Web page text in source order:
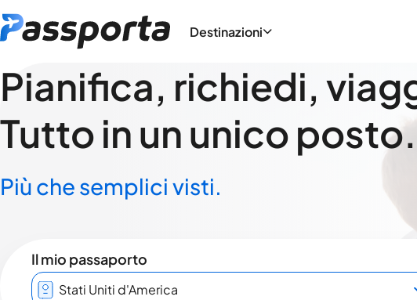
Destinazioni
Pianifica, richiedi,
Tutto in un unico posto.
Più che semplici visti.
Il mio passaporto